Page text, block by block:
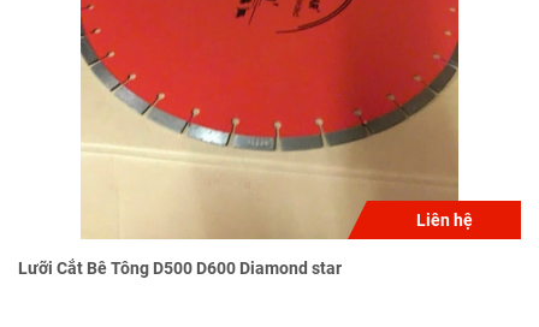
Liên hệ
Lưỡi Cắt Bê Tông D500 D600 Diamond star